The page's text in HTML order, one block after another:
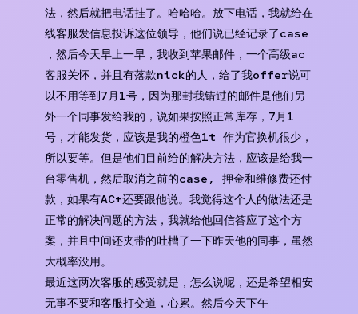
法，然后就把电话挂了。哈哈哈。放下电话，我就给在
线客服发信息投诉这位领导，他们说已经记录了case
，然后今天早上一早，我收到苹果邮件，一个高级ac
客服关怀，并且有落款nick的人，给了我offer说可
以不用等到7月1号，因为那封我错过的邮件是他们另
外一个同事发给我的，说如果按照正常库存，7月1
号，才能发货，应该是我的橙色1t 作为官换机很少，
所以要等。但是他们目前给的解决方法，应该是给我一
台零售机，然后取消之前的case, 押金和维修费还付
款，如果有AC+还要跟他说。我觉得这个人的做法还是
正常的解决问题的方法，我就给他回信答应了这个方
案，并且中间还夹带的吐槽了一下昨天他的同事，虽然
大概率没用。
最近这两次客服的感受就是，怎么说呢，还是希望相安
无事不要和客服打交道，心累。然后今天下午